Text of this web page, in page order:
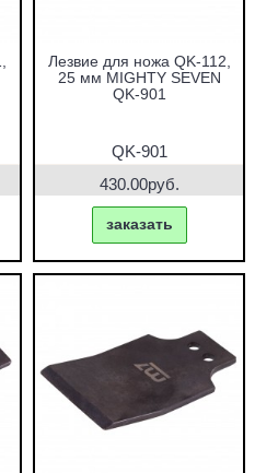
Лезвие для ножа QK-112,
25 мм MIGHTY SEVEN
QK-901
QK-901
430.00руб.
заказать